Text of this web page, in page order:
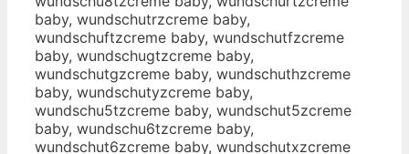
baby, wundschutrzcreme baby,
wundschuftzcreme baby, wundschutfzcreme
baby, wundschugtzcreme baby,
wundschutgzcreme baby, wundschuthzcreme
baby, wundschutyzcreme baby,
wundschu5tzcreme baby, wundschut5zcreme
baby, wundschu6tzcreme baby,
wundschut6zcreme baby, wundschutxzcreme